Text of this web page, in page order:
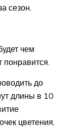
сезон.
чем
понравится.
до
длины в 10
цветения,